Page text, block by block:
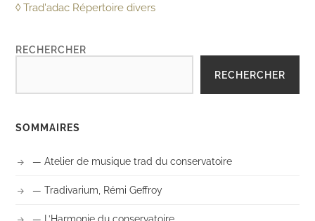
◊ Trad'adac Répertoire divers
RECHERCHER
RECHERCHER
SOMMAIRES
— Atelier de musique trad du conservatoire
— Tradivarium, Rémi Geffroy
— L’Harmonie du conservatoire